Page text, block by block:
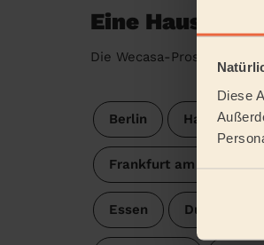
Diese
Eine
Die Wecasa-Pros sind in
Berlin Hamburg
Frankfurt am Main
Essen Duisburg